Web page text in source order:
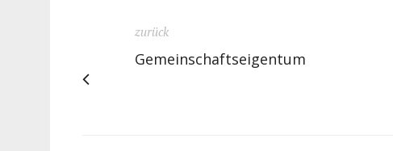
zurück
Gemeinschaftseigentum